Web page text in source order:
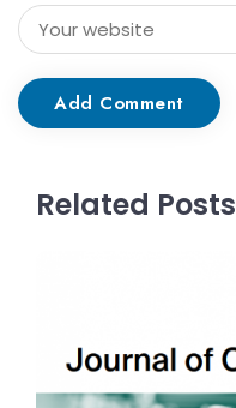
Add Comment
Related Posts